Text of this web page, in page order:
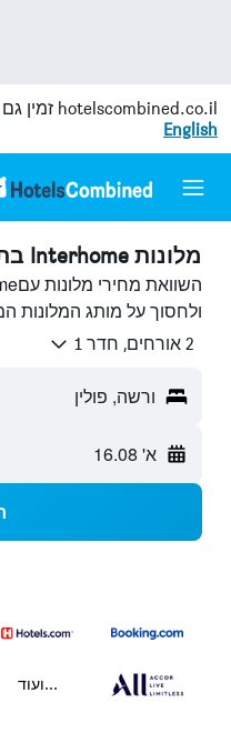
hotelscombined.co.il זמין
English
מלונות Interhome בתוך ורשה
ולחסוך על מותג המלונות
2 אורחים, חדר 1
ורשה, פולין
א' 16.08
...ועוד